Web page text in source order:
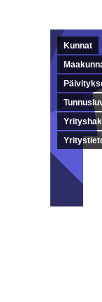
Kunnat